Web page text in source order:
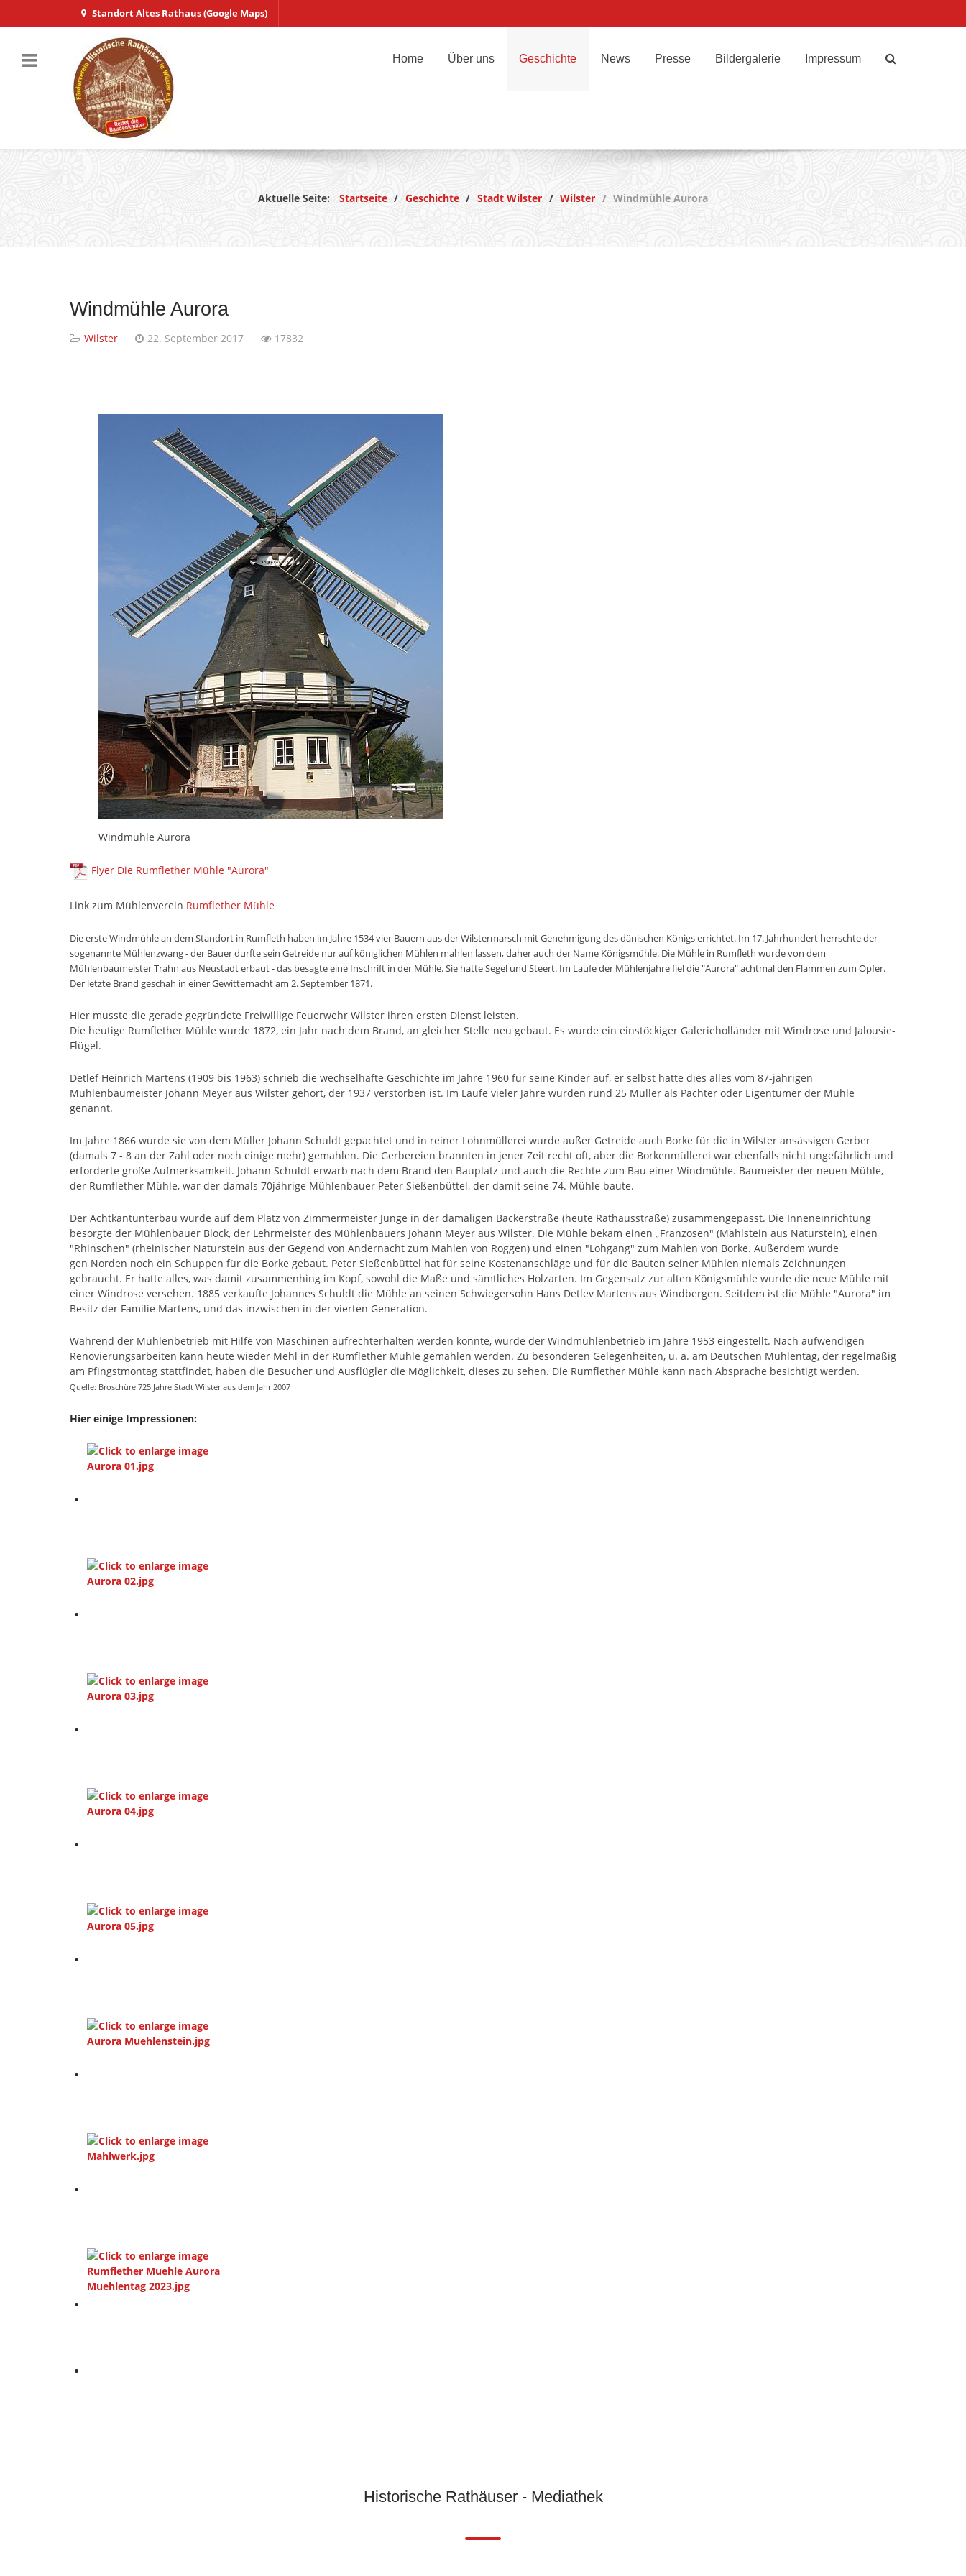
Standort Altes Rathaus (Google Maps)
Home Über uns Geschichte News Presse Bildergalerie Impressum
Aktuelle Seite: Startseite Geschichte Stadt Wilster Wilster Windmühle Aurora
Windmühle Aurora
Wilster 22. September 2017 17832
Windmühle Aurora
Flyer Die Rumflether Mühle "Aurora"
Link zum Mühlenverein Rumflether Mühle
Die erste Windmühle an dem Standort in Rumfleth haben im Jahre 1534 vier Bauern aus der Wilstermarsch mit Genehmigung des dänischen Königs errichtet. Im 17. Jahrhundert herrschte der
sogenannte Mühlenzwang - der Bauer durfte sein Getreide nur auf königlichen Mühlen mahlen lassen, daher auch der Name Königsmühle. Die Mühle in Rumfleth wurde von dem
Mühlenbaumeister Trahn aus Neustadt erbaut - das besagte eine Inschrift in der Mühle. Sie hatte Segel und Steert. Im Laufe der Mühlenjahre fiel die "Aurora" achtmal den Flammen zum Opfer.
Der letzte Brand geschah in einer Gewitternacht am 2. September 1871.
Hier musste die gerade gegründete Freiwillige Feuerwehr Wilster ihren ersten Dienst leisten.
Die heutige Rumflether Mühle wurde 1872, ein Jahr nach dem Brand, an gleicher Stelle neu gebaut. Es wurde ein einstöckiger Galerieholländer mit Windrose und Jalousie-
Flügel.
Detlef Heinrich Martens (1909 bis 1963) schrieb die wechselhafte Geschichte im Jahre 1960 für seine Kinder auf, er selbst hatte dies alles vom 87-jährigen
Mühlenbaumeister Johann Meyer aus Wilster gehört, der 1937 verstorben ist. Im Laufe vieler Jahre wurden rund 25 Müller als Pächter oder Eigentümer der Mühle
genannt.
Im Jahre 1866 wurde sie von dem Müller Johann Schuldt gepachtet und in reiner Lohnmüllerei wurde außer Getreide auch Borke für die in Wilster ansässigen Gerber
(damals 7 - 8 an der Zahl oder noch einige mehr) gemahlen. Die Gerbereien brannten in jener Zeit recht oft, aber die Borkenmüllerei war ebenfalls nicht ungefährlich und
erforderte große Aufmerksamkeit. Johann Schuldt erwarb nach dem Brand den Bauplatz und auch die Rechte zum Bau einer Windmühle. Baumeister der neuen Mühle,
der Rumflether Mühle, war der damals 70jährige Mühlenbauer Peter Sießenbüttel, der damit seine 74. Mühle baute.
Der Achtkantunterbau wurde auf dem Platz von Zimmermeister Junge in der damaligen Bäckerstraße (heute Rathausstraße) zusammengepasst. Die Inneneinrichtung
besorgte der Mühlenbauer Block, der Lehrmeister des Mühlenbauers Johann Meyer aus Wilster. Die Mühle bekam einen „Franzosen" (Mahlstein aus Naturstein), einen
"Rhinschen" (rheinischer Naturstein aus der Gegend von Andernacht zum Mahlen von Roggen) und einen "Lohgang" zum Mahlen von Borke. Außerdem wurde
gen Norden noch ein Schuppen für die Borke gebaut. Peter Sießenbüttel hat für seine Kostenanschläge und für die Bauten seiner Mühlen niemals Zeichnungen
gebraucht. Er hatte alles, was damit zusammenhing im Kopf, sowohl die Maße und sämtliches Holzarten. Im Gegensatz zur alten Königsmühle wurde die neue Mühle mit
einer Windrose versehen. 1885 verkaufte Johannes Schuldt die Mühle an seinen Schwiegersohn Hans Detlev Martens aus Windbergen. Seitdem ist die Mühle "Aurora" im
Besitz der Familie Martens, und das inzwischen in der vierten Generation.
Während der Mühlenbetrieb mit Hilfe von Maschinen aufrechterhalten werden konnte, wurde der Windmühlenbetrieb im Jahre 1953 eingestellt. Nach aufwendigen
Renovierungsarbeiten kann heute wieder Mehl in der Rumflether Mühle gemahlen werden. Zu besonderen Gelegenheiten, u. a. am Deutschen Mühlentag, der regelmäßig
am Pfingstmontag stattfindet, haben die Besucher und Ausflügler die Möglichkeit, dieses zu sehen. Die Rumflether Mühle kann nach Absprache besichtigt werden.
Quelle: Broschüre 725 Jahre Stadt Wilster aus dem Jahr 2007
Hier einige Impressionen:
Historische Rathäuser - Mediathek